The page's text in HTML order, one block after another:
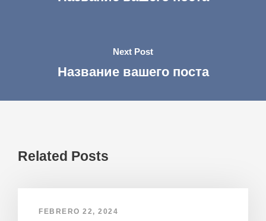
Next Post
Название вашего поста
Related Posts
FEBRERO 22, 2024